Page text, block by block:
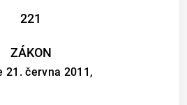
221
ZÁKON
21. června 2011,